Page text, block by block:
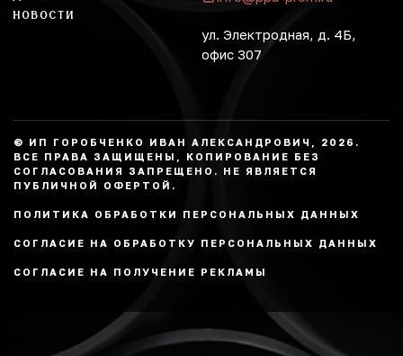
НОВОСТИ
ул. Электродная, д. 4Б,
офис 307
© ИП ГОРОБЧЕНКО ИВАН АЛЕКСАНДРОВИЧ, 2026.
ВСЕ ПРАВА ЗАЩИЩЕНЫ, КОПИРОВАНИЕ БЕЗ
СОГЛАСОВАНИЯ ЗАПРЕЩЕНО. НЕ ЯВЛЯЕТСЯ
ПУБЛИЧНОЙ ОФЕРТОЙ.
ПОЛИТИКА ОБРАБОТКИ ПЕРСОНАЛЬНЫХ ДАННЫХ
СОГЛАСИЕ НА ОБРАБОТКУ ПЕРСОНАЛЬНЫХ ДАННЫХ
СОГЛАСИЕ НА ПОЛУЧЕНИЕ РЕКЛАМЫ